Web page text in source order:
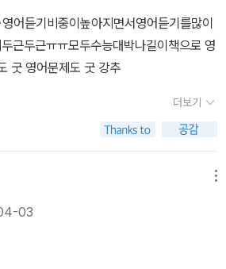
어듣기비중이높아지면서영어듣기를많이
근두근ㅠㅠ모두수능대박나길이책으로 영
굿 영어문제도 굿 강추
더보기
03